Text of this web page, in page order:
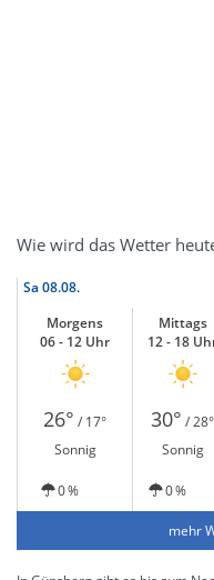
Wie wird das Wetter
Sa 08.08.
Morgens
06 - 12 Uhr
Mittags
12 - 18
26° / 17° 30° / 28°
Sonnig
Sonnig
0 % 0 %
mehr